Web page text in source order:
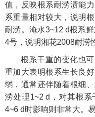
值，反映根系耐涝渍能
系重量相对较大，说明
耐涝。淹水3~12 d根系
4号，说明湘花2008耐涝
根系干重的变化也
重加大表明根系生长良
弱，通常还伴随着根细
涝处理1~2 d，对其根
4~6 d时影响则非常大。